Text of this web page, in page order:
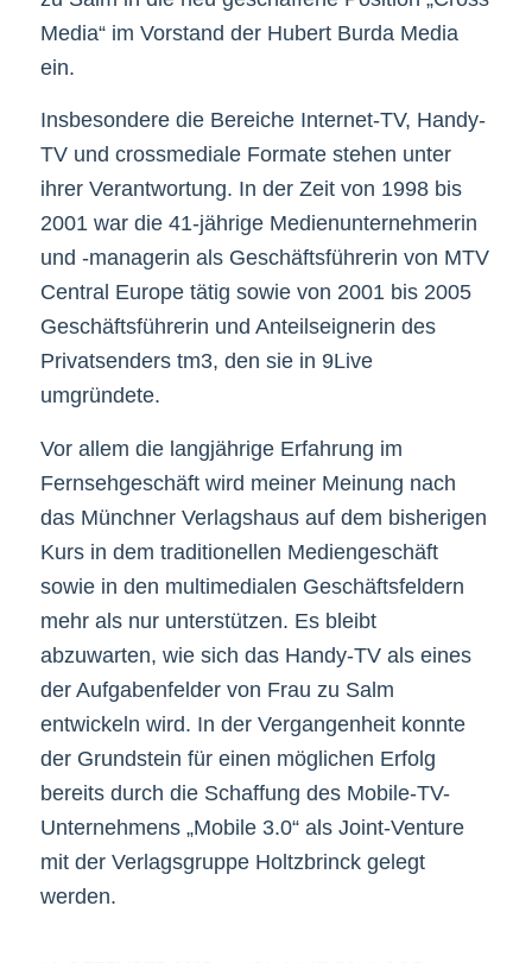
Media“ im Vorstand der Hubert Burda Media
ein.
Insbesondere die Bereiche Internet-TV, Handy-
TV und crossmediale Formate stehen unter
ihrer Verantwortung. In der Zeit von 1998 bis
2001 war die 41-jährige Medienunternehmerin
und -managerin als Geschäftsführerin von MTV
Central Europe tätig sowie von 2001 bis 2005
Geschäftsführerin und Anteilseignerin des
Privatsenders tm3, den sie in 9Live
umgründete.
Vor allem die langjährige Erfahrung im
Fernsehgeschäft wird meiner Meinung nach
das Münchner Verlagshaus auf dem bisherigen
Kurs in dem traditionellen Mediengeschäft
sowie in den multimedialen Geschäftsfeldern
mehr als nur unterstützen. Es bleibt
abzuwarten, wie sich das Handy-TV als eines
der Aufgabenfelder von Frau zu Salm
entwickeln wird. In der Vergangenheit konnte
der Grundstein für einen möglichen Erfolg
bereits durch die Schaffung des Mobile-TV-
Unternehmens „Mobile 3.0“ als Joint-Venture
mit der Verlagsgruppe Holtzbrinck gelegt
werden.